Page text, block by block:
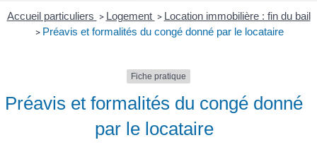
Accueil particuliers > Logement > Location immobilière : fin du bail
> Préavis et formalités du congé donné par le locataire
Fiche pratique
Préavis et formalités du congé donné
par le locataire